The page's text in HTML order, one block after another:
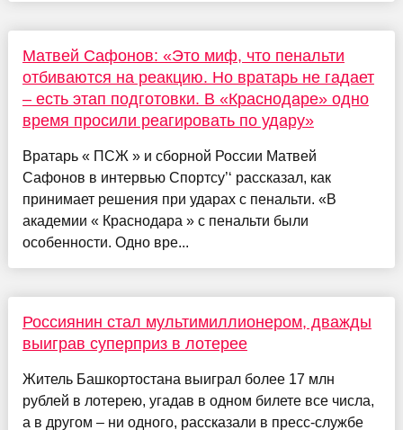
Матвей Сафонов: «Это миф, что пенальти
отбиваются на реакцию. Но вратарь не гадает
– есть этап подготовки. В «Краснодаре» одно
время просили реагировать по удару»
Вратарь « ПСЖ » и сборной России Матвей
Сафонов в интервью Спортсу’‘ рассказал, как
принимает решения при ударах с пенальти. «В
академии « Краснодара » с пенальти были
особенности. Одно вре...
Россиянин стал мультимиллионером, дважды
выиграв суперприз в лотерее
Житель Башкортостана выиграл более 17 млн
рублей в лотерею, угадав в одном билете все числа,
а в другом – ни одного, рассказали в пресс-службе